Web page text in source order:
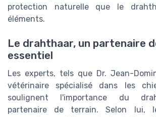
protection naturelle que le
éléments.
Le drahthaar, un partenaire
essentiel
Les experts, tels que Dr. Jean-
vétérinaire spécialisé dans les
soulignent l'importance du
partenaire de terrain. Selon lui,